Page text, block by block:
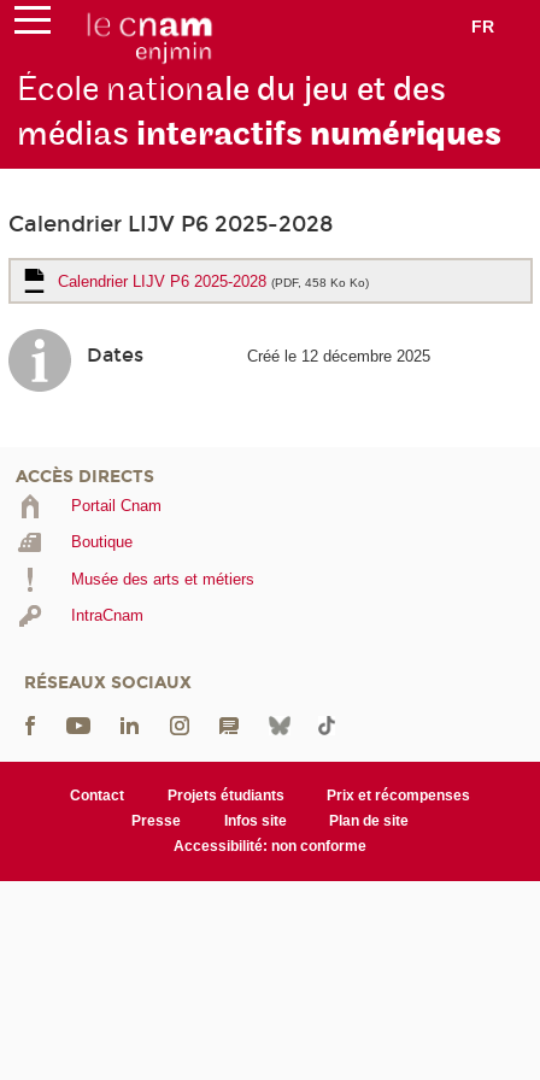
FR
École nationale du jeu et des
médias interactifs numériques
Calendrier LIJV P6 2025-2028
Calendrier LIJV P6 2025-2028 (PDF, 458 Ko Ko)
Dates Créé le 12 décembre 2025
ACCÈS DIRECTS
Portail Cnam
Boutique
Musée des arts et métiers
IntraCnam
RÉSEAUX SOCIAUX
Contact Projets étudiants
Prix et récompenses
Presse
Infos site
Plan de site
Accessibilité: non conforme